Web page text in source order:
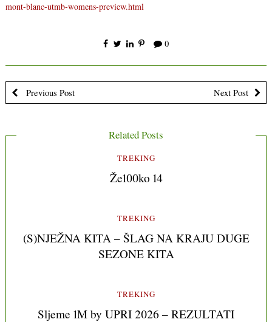
mont-blanc-utmb-womens-preview.html
0
Previous Post Next Post
Related Posts
TREKING
Že100ko 14
TREKING
(S)NJEŽNA KITA – ŠLAG NA KRAJU DUGE
SEZONE KITA
TREKING
Sljeme 1M by UPRI 2026 – REZULTATI